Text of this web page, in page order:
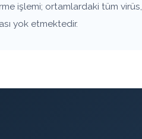
işlemi; ortamlardaki tüm virüs,
yok etmektedir.